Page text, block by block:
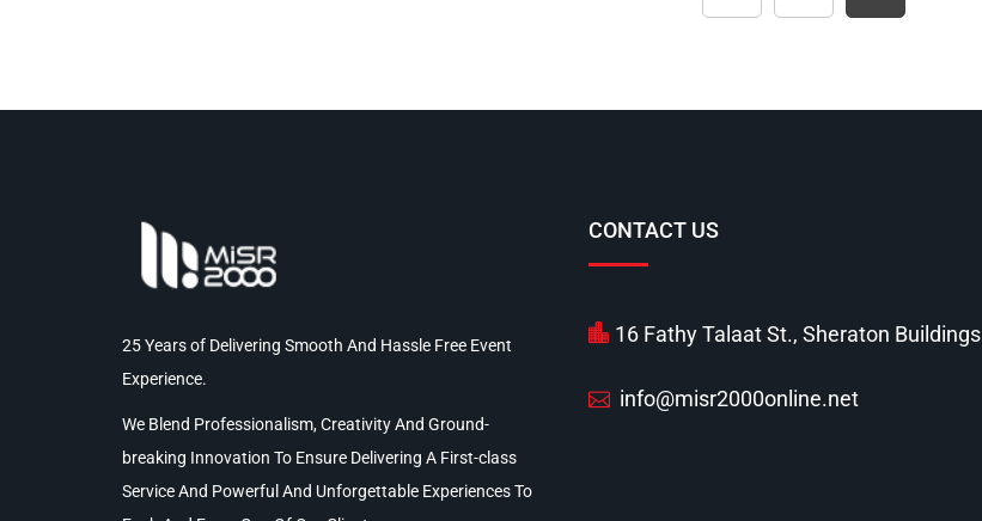
25 Years of Delivering Smooth And Hassle Free Event
Experience.
We Blend Professionalism, Creativity And Ground-
breaking Innovation To Ensure Delivering A First-class
Service And Powerful And Unforgettable Experiences To
CONTACT US
16 Fathy Talaat St., Sheraton Buildings
info@misr2000online.net